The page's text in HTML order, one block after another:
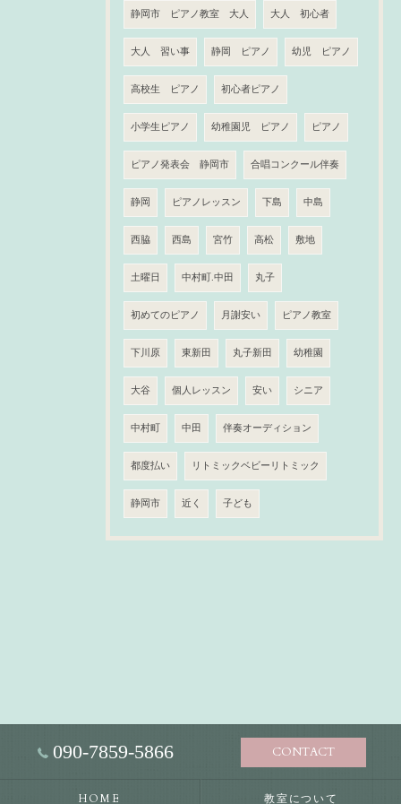
静岡市 ピアノ教室 大人 大人 初心者
大人 習い事 静岡 ピアノ 幼児 ピアノ
高校生 ピアノ 初心者ピアノ
小学生ピアノ 幼稚園児 ピアノ ピアノ
ピアノ発表会 静岡市 合唱コンクール伴奏
静岡 ピアノレッスン 下島 中島
西脇 西島 宮竹 高松 敷地
土曜日 中村町.中田 丸子
初めてのピアノ 月謝安い ピアノ教室
下川原 東新田 丸子新田 幼稚園
大谷 個人レッスン 安い シニア
中村町 中田 伴奏オーディション
都度払い リトミックベビーリトミック
静岡市 近く 子ども
090-7859-5866 CONTACT
HOME 教室について